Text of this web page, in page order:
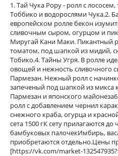
1. Тай Чука Рору - ролл с
Тоббико и водорослями Чука.2.
европейском ролле бекон
сливочным сыром, огурцом и
Миругай Кани Маки. Пикантный
томатом, под шапкой из мидий,
Тобико.4. Тайны Угря. В ролле
овощей и нежность сливочного
Пармезан. Нежный ролл с
запеченый под шапкой из микса
Пармезан и японского
ролл с добавлением чернил
снежного краба, огурца и
сета 1500 гК сету прилагаются
бамбуковых палочекИмбирь,
приобретаются отдельно.Цены
[https://vk.com/market-